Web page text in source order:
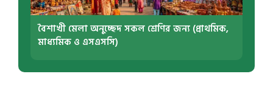
বৈশাখী মেলা অনুচ্ছেদ সকল শ্রেণির জন্য (প্রাথমিক,
মাধ্যমিক ও এসএসসি)